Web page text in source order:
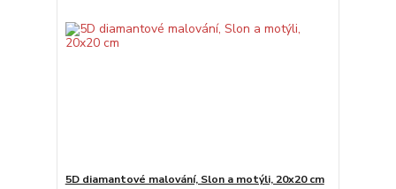
5D diamantové malování, Slon a motýli, 20x20 cm